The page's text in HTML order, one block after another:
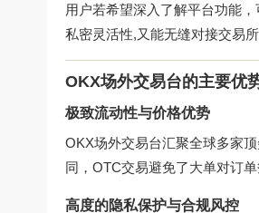
用户若希望深入了解平台功能，
私密灵活性,又能无缝对接交易所
OKX场外交易台的主要优
极致流动性与价格优势
OKX场外交易台汇聚全球多家
同，OTC交易避免了大单对订
高度的隐私保护与合规风控